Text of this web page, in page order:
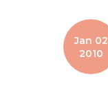
Jan 02
2010